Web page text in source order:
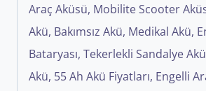
Araç Aküsü, Mobilite Scooter
Akü, Bakımsız Akü, Medikal Akü,
Bataryası, Tekerlekli Sandalye
Akü, 55 Ah Akü Fiyatları, Engelli